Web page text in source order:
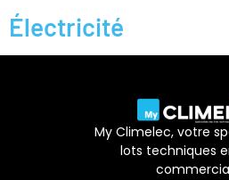
Électricité
My Climelec, votre
lots techniques